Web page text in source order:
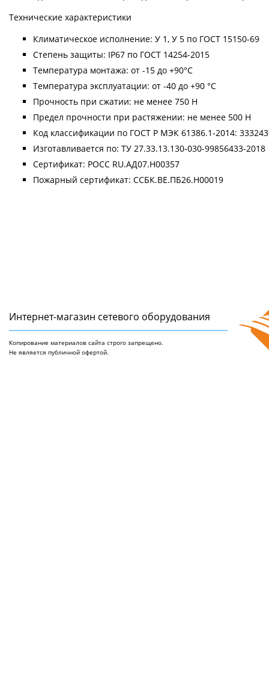
Технические характеристики
Климатическое исполнение: У 1, У 5 по ГОСТ 15150-69
Степень защиты: IP67 по ГОСТ 14254-2015
Температура монтажа: от -15 до +90°С
Температура эксплуатации: от -40 до +90 °С
Прочность при сжатии: не менее 750 H
Предел прочности при растяжении: не менее 500 Н
Код классификации по ГОСТ Р МЭК 61386.1-2014:
Изготавливается по: ТУ 27.33.13.130-030-99856433-2018
Сертификат: РОСС RU.АД07.Н00357
Пожарный сертификат: ССБК.ВЕ.ПБ26.Н00019
Интернет-магазин сетeвого оборудования
Копирование материалов сайта строго запрещено.
Не является публичной офертой.